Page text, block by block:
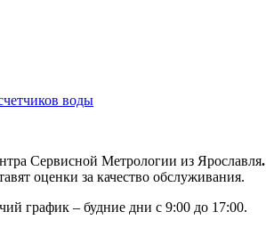
воды
Сервисной Метрологии из Ярославля.
оценки за качество обслуживания.
график – будние дни с 9:00 до 17:00.